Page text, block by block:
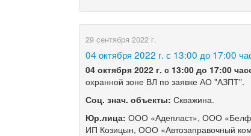
29 сентября 2022 г.
​04 октября 2022 г. с 13:00 до 17:00
04 октября 2022 г. с 13:00 до 17:00
охранной зоне ВЛ по заявке АО "АЗПТ".
Соц. знач. объекты:Скважина.
Юр.лица:ООО «Адепласт», ООО
ИП Козицын, ООО «Автозаправочный